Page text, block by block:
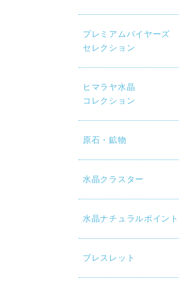
プレミアムバイヤーズ
セレクション
ヒマラヤ水晶
コレクション
原石・鉱物
水晶クラスター
水晶ナチュラルポイント
ブレスレット